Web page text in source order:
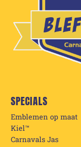
SPECIALS
Emblemen op maat
Kiel™
Carnavals Jas